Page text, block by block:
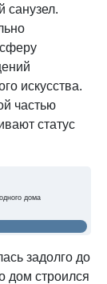
санузел.
искусства.
частью
статус
дома
задолго до
дом строился